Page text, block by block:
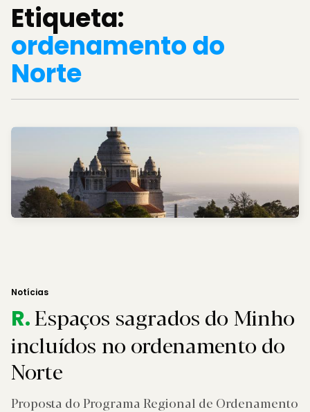
Etiqueta:
ordenamento do
Norte
Notícias
R.Espaços sagrados do Minho
incluídos no ordenamento do
Norte
Proposta do Programa Regional de Ordenamento